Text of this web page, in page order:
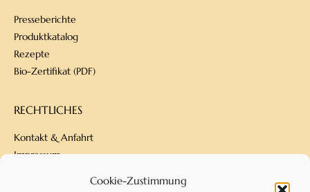
Cookie-Zustimmung
Presseberichte
Produktkatalog
Rezepte
Bio-Zertifikat (PDF)
RECHTLICHES
Kontakt & Anfahrt
Impressum
Versandbedingungen